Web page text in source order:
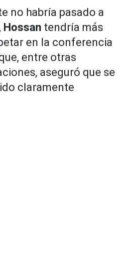
no habría pasado a
Hossan tendría más
en la conferencia
entre otras
aseguró que se
claramente